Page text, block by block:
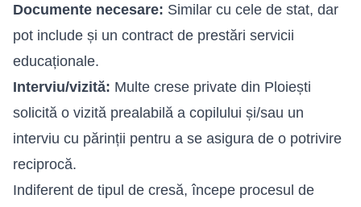
Documente necesare: Similar cu cele de stat, dar
pot include și un contract de prestări servicii
educaționale.
Interviu/vizită: Multe crese private din Ploiești
solicită o vizită prealabilă a copilului și/sau un
interviu cu părinții pentru a se asigura de o potrivire
reciprocă.
Indiferent de tipul de cresă, începe procesul de